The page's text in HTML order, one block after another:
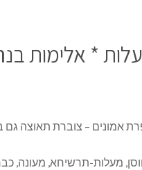
* אלימות
אמונים – צוברת תאוצה גם
ב-20 צמתים וגשרים על כבישים 89, 85, 70, ו-4: החל בצומת חירם, חוסן,